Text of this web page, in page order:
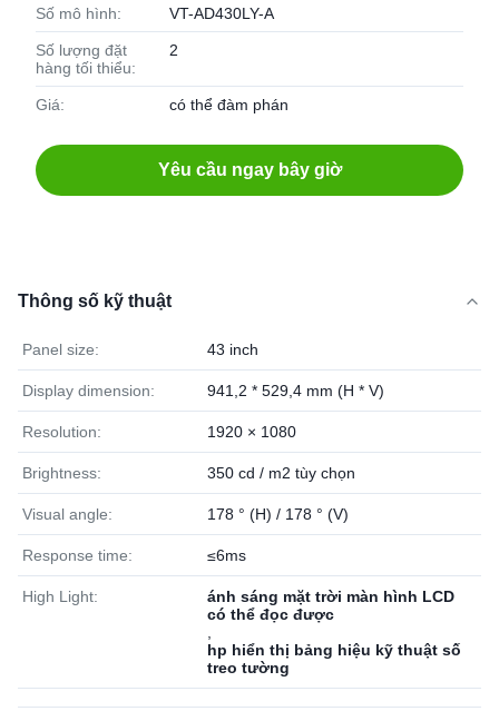
Số mô hình: VT-AD430LY-A
Số lượng đặt
hàng tối thiểu:
2
Giá: có thể đàm phán
Yêu cầu ngay bây giờ
Thông số kỹ thuật
Panel size: 43 inch
Display dimension: 941,2 * 529,4 mm (H * V)
Resolution: 1920 × 1080
Brightness: 350 cd / m2 tùy chọn
Visual angle: 178 ° (H) / 178 ° (V)
Response time: ≤6ms
High Light:
ánh sáng mặt trời màn hình LCD
có thể đọc được
hp hiển thị bảng hiệu kỹ thuật số
treo tường